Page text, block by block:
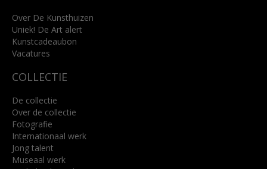
info@kunsthuisbreda.nl
Lees meer
Over De Kunsthuizen
Uniek! De Art alert
Kunstcadeaubon
Vacatures
COLLECTIE
De collectie
Over de collectie
Fotografie
Internationaal werk
Jong talent
Museaal werk